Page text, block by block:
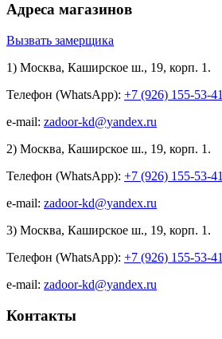
Адреса магазинов
Вызвать замерщика
1) Москва, Каширское ш., 19, корп. 1.
Телефон (WhatsApp): +7 (926) 155-53-41
e-mail: zadoor-kd@yandex.ru
2) Москва, Каширское ш., 19, корп. 1.
Телефон (WhatsApp): +7 (926) 155-53-41
e-mail: zadoor-kd@yandex.ru
3) Москва, Каширское ш., 19, корп. 1.
Телефон (WhatsApp): +7 (926) 155-53-41
e-mail: zadoor-kd@yandex.ru
Контакты